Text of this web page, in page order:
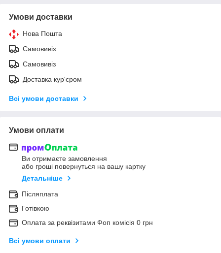
Умови доставки
Нова Пошта
Самовивіз
Самовивіз
Доставка кур'єром
Всі умови доставки
Умови оплати
Ви отримаєте замовлення
або гроші повернуться на вашу картку
Детальніше
Післяплата
Готівкою
Оплата за реквізитами Фоп комісія 0 грн
Всі умови оплати